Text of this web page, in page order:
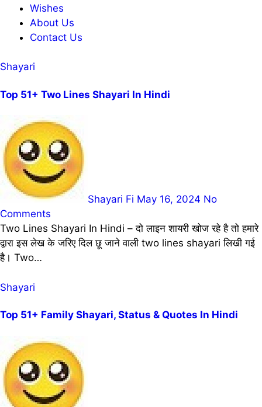
Wishes
About Us
Contact Us
Shayari
Top 51+ Two Lines Shayari In Hindi
Shayari Fi May 16, 2024 No
Comments
Two Lines Shayari In Hindi – दो लाइन शायरी खोज रहे है तो हमारे
द्वारा इस लेख के जरिए दिल छू जाने वाली two lines shayari लिखी गई
है। Two…
Shayari
Top 51+ Family Shayari, Status & Quotes In Hindi